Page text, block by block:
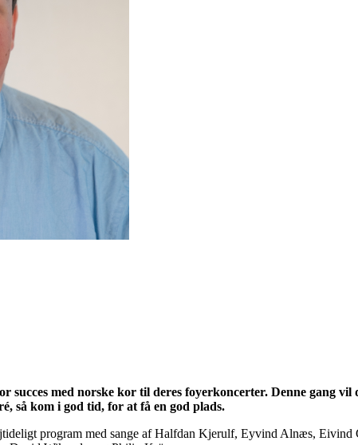
Museum
succes med norske kor til deres foyerkoncerter. Denne gang
så kom i god tid, for at få en god plads.
program med sange af Halfdan Kjerulf, Eyvind Alnæs,